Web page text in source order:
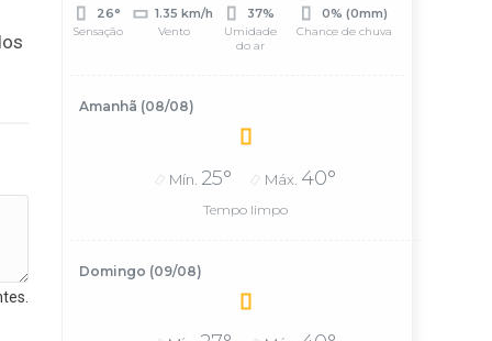
26°
Sensação
1.35 km/h
Vento
37%
Umidade
do ar
0% (0mm)
Chance de chuva
Amanhã (08/08)
Mín. 25° Máx. 40°
Tempo limpo
Domingo (09/08)